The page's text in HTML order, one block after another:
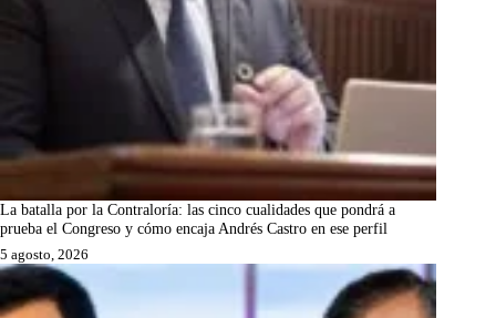
La batalla por la Contraloría: las cinco cualidades que pondrá a
prueba el Congreso y cómo encaja Andrés Castro en ese perfil
5 agosto, 2026